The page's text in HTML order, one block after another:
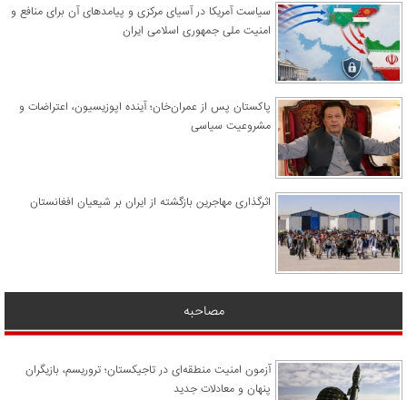
سیاست آمریکا در آسیای مرکزی و پیامدهای آن برای منافع و
امنیت ملی جمهوری اسلامی ایران
پاکستان پس از عمران‌خان؛ آینده اپوزیسیون، اعتراضات و
مشروعیت سیاسی
اثرگذاری مهاجرین بازگشته از ایران بر شیعیان افغانستان
مصاحبه
آزمون امنیت منطقه‌ای در تاجیکستان؛ تروریسم، بازیگران
پنهان و معادلات جدید